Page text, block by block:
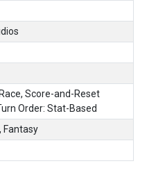
Race, Score-and-Reset
Order: Stat-Based
, Fantasy